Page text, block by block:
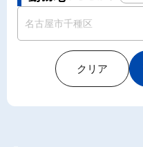
クリア